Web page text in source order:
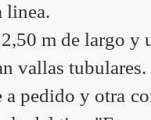
linea.
m de largo y
vallas tubulares.
pedido y otra